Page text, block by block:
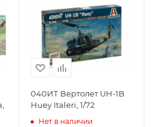
040ИТ Вертолет UH-1B
Huey Italeri, 1/72
Нет в наличии